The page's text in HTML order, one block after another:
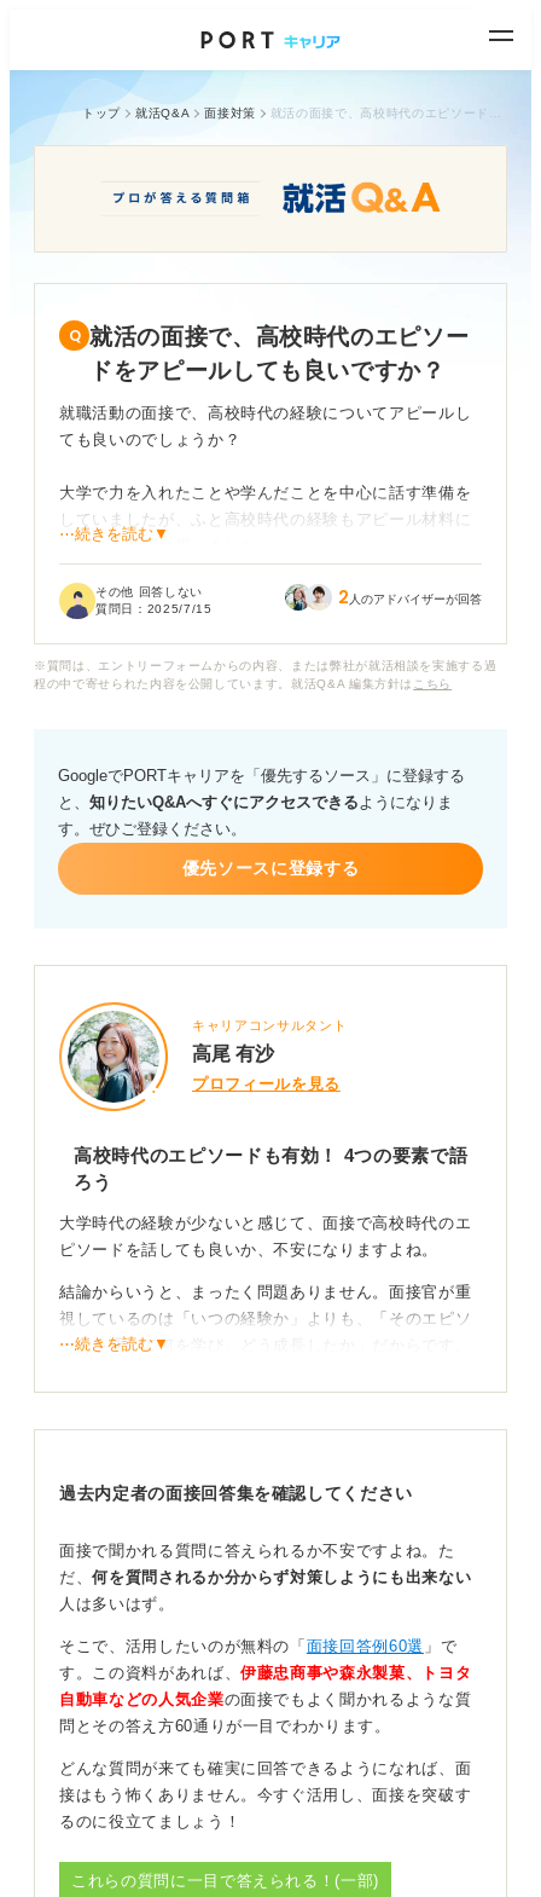
トップ 就活Q&A 面接対策
就活の面接で、高校時代のエピソー
ドをアピールしても良いですか？
就職活動の面接で、高校時代の経験についてアピールし
ても良いのでしょうか？
大学で力を入れたことや学んだことを中心に話す準備を
していましたが、ふと高校時代の経験もアピール材料に
なるのか疑問に思いました。
特に、大学での経験だけではアピールできる内容が少な
大学時代は緩く活動していたので、言いやすいのは高校
時代の話のほうが多い気がします。
高校時代の話を伝えるのはありでしょうか？
⋯続きを読む▼
その他 回答しない
質問日： 2025/7/15 2 人のアドバイザーが回答
※質問は、エントリーフォームからの内容、または弊社が就活相談を実施する過
程の中で寄せられた内容を公開しています。就活Q&A 編集方針は こちら
GoogleでPORTキャリアを「優先するソース」に登録する
と、 知りたいQ&Aへすぐにアクセスできるようになりま
す。ぜひご登録ください。
優先ソースに登録する
キャリアコンサルタント
高尾 有沙
プロフィールを見る
高校時代のエピソードも有効！ 4つの要素で語
ろう
大学時代の経験が少ないと感じて、面接で高校時代のエ
ピソードを話しても良いか、不安になりますよね。
結論からいうと、まったく問題ありません。面接官が重
視しているのは「いつの経験か」よりも、「そのエピソ
ードを通じて何を学び、どう成長したか」だからです。
エピソードのつながりが大切！ 大学と高校での経験
に一貫性を示そう
面接で複数のエピソードを求められた際の、伝え方のコ
ツをお話ししますね。
まず、基本的には大学時代など、より最近の経験から話
すのが自然です。
もし、どうしても高校時代のエピソードを話したい場合
と高校生のときの話をお話しさせてください」のよう
⋯続きを読む▼
過去内定者の面接回答集を確認してください
面接で聞かれる質問に答えられるか不安ですよね。た
だ、何を質問されるか分からず対策しようにも出来ない
人は多いはず。
そこで、活用したいのが無料の「 面接回答例60選 」で
す。この資料があれば、伊藤忠商事や森永製菓、トヨタ
自動車などの人気企業の面接でもよく聞かれるような質
問とその答え方60通りが一目でわかります。
どんな質問が来ても確実に回答できるようになれば、面
接はもう怖くありません。今すぐ活用し、面接を突破す
るのに役立てましょう！
これらの質問に一目で答えられる！(一部)